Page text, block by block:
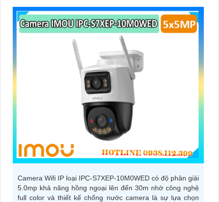
Camera Wifi IP loại IPC-S7XEP-10M0WED có độ phân giải
5.0mp khả năng hồng ngoại lên đến 30m nhờ công nghệ
full color và thiết kế chống nước camera là sự lựa chọn